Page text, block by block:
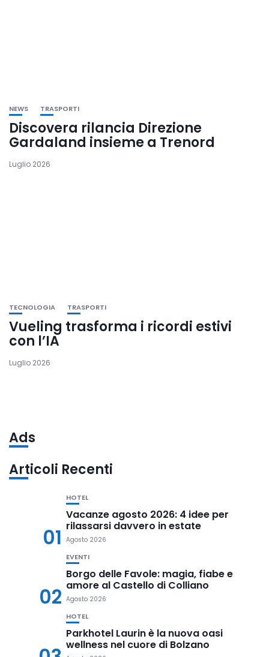
NEWS TRASPORTI
Discovera rilancia Direzione
Gardaland insieme a Trenord
Luglio 2026
TECNOLOGIA TRASPORTI
Vueling trasforma i ricordi estivi
con l’IA
Luglio 2026
Ads
Articoli Recenti
01
HOTEL
Vacanze agosto 2026: 4 idee per
rilassarsi davvero in estate
Agosto 2026
02
EVENTI
Borgo delle Favole: magia, fiabe e
amore al Castello di Colliano
Agosto 2026
HOTEL
Parkhotel Laurin è la nuova oasi
wellness nel cuore di Bolzano